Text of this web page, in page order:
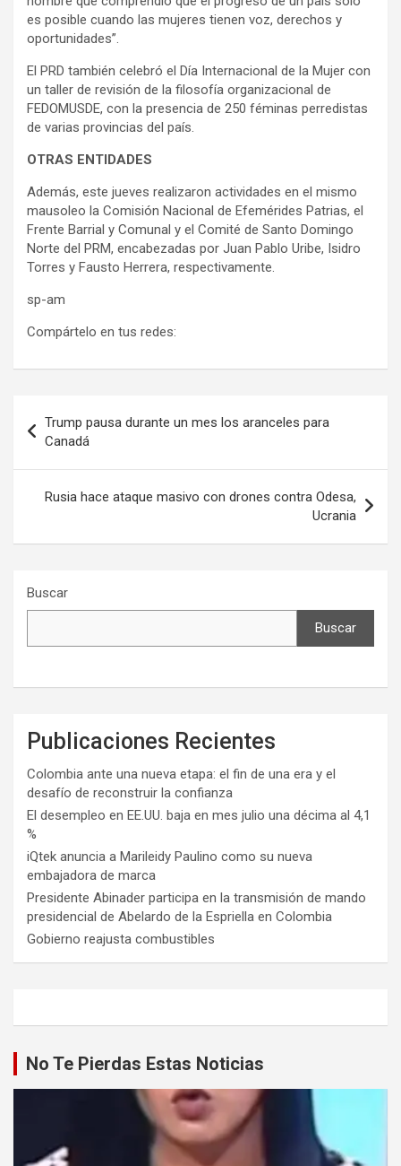
es posible cuando las mujeres tienen voz, derechos y
oportunidades”.
El PRD también celebró el Día Internacional de la Mujer con
un taller de revisión de la filosofía organizacional de
FEDOMUSDE, con la presencia de 250 féminas perredistas
de varias provincias del país.
OTRAS ENTIDADES
Además, este jueves realizaron actividades en el mismo
mausoleo la Comisión Nacional de Efemérides Patrias, el
Frente Barrial y Comunal y el Comité de Santo Domingo
Norte del PRM, encabezadas por Juan Pablo Uribe, Isidro
Torres y Fausto Herrera, respectivamente.
sp-am
Compártelo en tus redes:
de
entradas
Trump pausa durante un mes los aranceles para
Canadá
Rusia hace ataque masivo con drones contra Odesa,
Ucrania
Buscar
Buscar
Publicaciones Recientes
Colombia ante una nueva etapa: el fin de una era y el
desafío de reconstruir la confianza
El desempleo en EE.UU. baja en mes julio una décima al 4,1
%
iQtek anuncia a Marileidy Paulino como su nueva
embajadora de marca
Presidente Abinader participa en la transmisión de mando
presidencial de Abelardo de la Espriella en Colombia
Gobierno reajusta combustibles
No Te Pierdas Estas Noticias